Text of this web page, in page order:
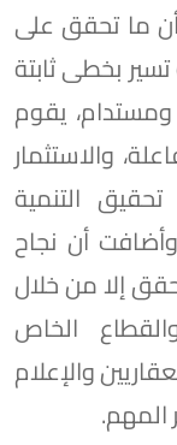
ما تحقق على
بخطى ثابتة
يقوم
والاستثمار
التنمية
وأضافت أن نجاح
إلا من خلال
الخاص
والإعلام
المهم.